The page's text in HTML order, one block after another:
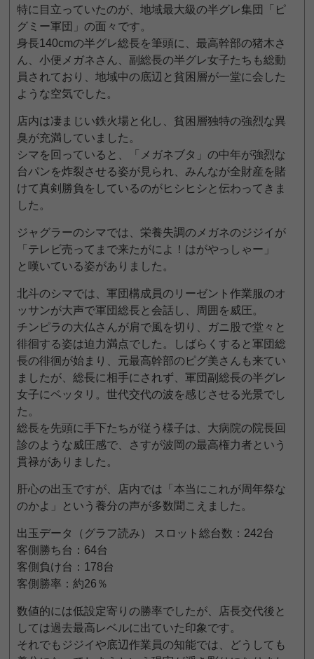
特に目立っていたのが、地域最大級の半グレ集団「ピ
グミー軍団」の面々です。
身長140cmの半グレ総長を筆頭に、最高幹部の猪木さ
ん、小便メガネさん、副総長の半グレ女子たちも総動
員されており、地域中の底辺と貧困層が一堂に会した
ような空気でした。
店内は凄まじい鉄火場と化し、貧困層独特の強烈な異
臭が充満していました。
シマを回っていると、「メガネブタ」の中年が強烈な
台パンを炸裂させる姿が見られ、みんなが全財産を賭
けて真剣勝負をしているのがヒシヒシと伝わってきま
した。
ジャグラーのシマでは、栄養失調のメガネのジジイが
「テレビ売ってまで来たがによ！はがやっしゃー」
と嘆いている姿がありました。
北斗のシマでは、軍団構成員のリーゼント作業服のオ
ッサンが大声で軍団総長と会話し、周囲を威圧。
チンピラの大仏さんが肩で風を切り、ガニ股で堂々と
徘徊する姿は迫力満点でした。しばらくすると軍団総
長の徘徊が始まり、元最高幹部のピグ美さんも来てい
ましたが、総長に相手にされず、軍団副総長の半グレ
女子にベッタリ。世代交代の波を感じさせる光景でし
た。
総長を先頭に手下たちが従う様子は、大病院の院長回
診のような威圧感で、さすが波岡の最高権力者という
貫禄がありました。
肝心の出玉ですが、店内では「本当にこれが周年祭な
のかよ」という養分の声が多数聞こえました。
出玉データ（グラフ読み） スロット総台数：242台
客側勝ち台：64台
客側負け台：178台
客側勝率：約26％
数値的には低設定寄りの勝率でしたが、店長交代後と
しては過去最高レベルに出ていた印象です。
それでもジジイや底辺作業員の知能では、どうしても